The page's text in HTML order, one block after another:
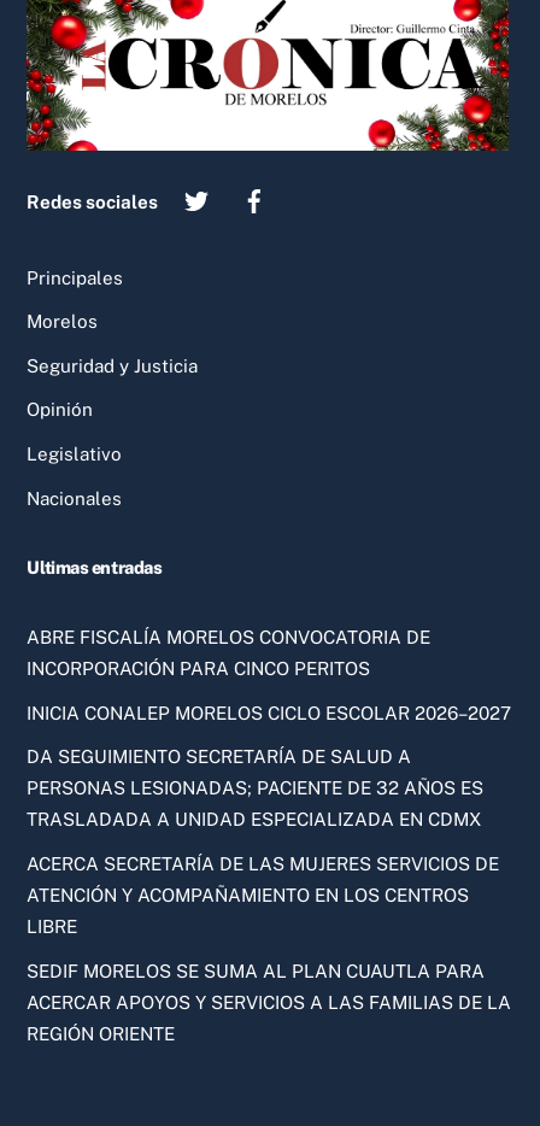
To
Top
Redes sociales
Principales
Morelos
Seguridad y Justicia
Opinión
Legislativo
Nacionales
Ultimas entradas
ABRE FISCALÍA MORELOS CONVOCATORIA DE
INCORPORACIÓN PARA CINCO PERITOS
INICIA CONALEP MORELOS CICLO ESCOLAR 2026–2027
DA SEGUIMIENTO SECRETARÍA DE SALUD A
PERSONAS LESIONADAS; PACIENTE DE 32 AÑOS ES
TRASLADADA A UNIDAD ESPECIALIZADA EN CDMX
ACERCA SECRETARÍA DE LAS MUJERES SERVICIOS DE
ATENCIÓN Y ACOMPAÑAMIENTO EN LOS CENTROS
LIBRE
SEDIF MORELOS SE SUMA AL PLAN CUAUTLA PARA
ACERCAR APOYOS Y SERVICIOS A LAS FAMILIAS DE LA
REGIÓN ORIENTE